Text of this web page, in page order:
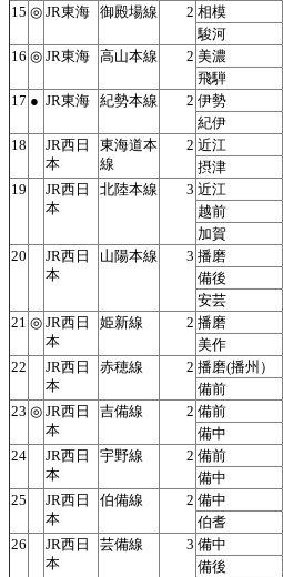
15 ◎ JR東海 御殿場線 2 相模
駿河
16 ◎ JR東海 高山本線 2 美濃
飛騨
17 ● JR東海 紀勢本線 2 伊勢
紀伊
18
JR西日
本
東海道本
線
2 近江
摂津
19
JR西日
本
北陸本線 3 近江
越前
加賀
20
JR西日
本
山陽本線 3 播磨
備後
安芸
21 ◎ JR西日
本
姫新線 2 播磨
美作
22
JR西日
本
赤穂線 2 播磨(播州）
備前
23 ◎ JR西日
本
吉備線 2 備前
備中
24
JR西日
本
宇野線 2 備前
備中
25
JR西日
本
伯備線 2 備中
伯耆
26
JR西日
本
芸備線 3 備中
備後